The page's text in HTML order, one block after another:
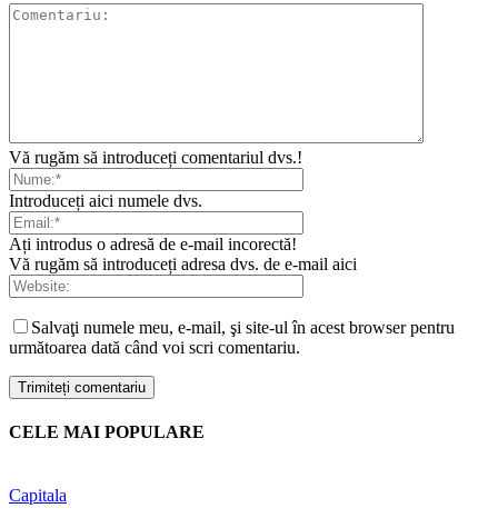
Vă rugăm să introduceți comentariul dvs.!
Introduceți aici numele dvs.
Ați introdus o adresă de e-mail incorectă!
Vă rugăm să introduceți adresa dvs. de e-mail aici
Salvaţi numele meu, e-mail, şi site-ul în acest browser pentru
următoarea dată când voi scri comentariu.
CELE MAI POPULARE
Capitala